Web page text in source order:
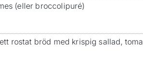
(eller broccolipuré)
rostat bröd med krispig sallad,